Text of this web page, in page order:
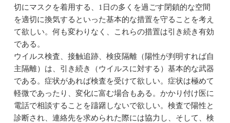
切にマスクを着用する、1日の多くを過ごす閉鎖的な空間
を適切に換気するといった基本的な措置を守ることを考え
て欲しい。何も変わりなく、これらの措置は引き続き有効
である。
ウイルス検査、接触追跡、検疫隔離（陽性が判明すれば自
主隔離）は、引き続き（ウイルスに対する）基本的な武器
である。症状があれば検査を受けて欲しい。症状は極めて
軽微であったり、変化に富む場合もある。かかり付け医に
電話で相談することを躊躇しないで欲しい。検査で陽性と
診断され、連絡先を求められた際には協力し、そして、検